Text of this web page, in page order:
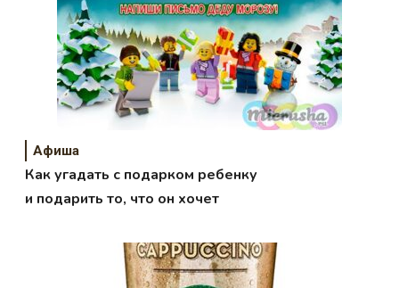
Афиша
Как угадать с подарком ребенку
и подарить то, что он хочет